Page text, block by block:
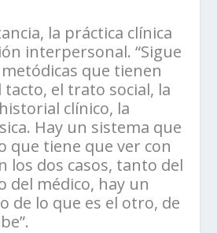
la práctica clínica
interpersonal. “Sigue
que tienen
tacto, el trato social, la
clínico, la
Hay un sistema que
que tiene que ver con
los dos casos, tanto del
del médico, hay un
de lo que es el otro, de